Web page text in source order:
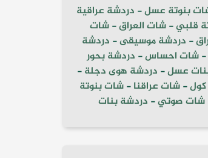
بنوتة عسل- دردشة عراقية
قلبي-شات العراق-شات
- دردشة موسيقى- دردشة
-شات احساس- دردشة بحور
عسل- دردشة هوى دجلة-
-شات عراقنا-شات بنوتة
شات صوتي- دردشة بنات